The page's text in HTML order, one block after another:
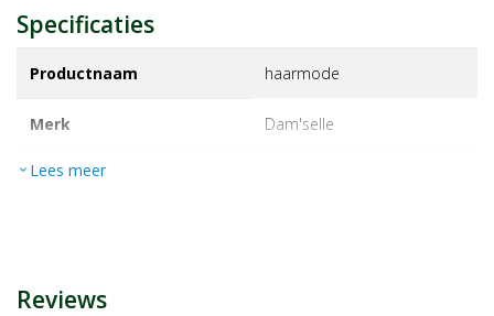
Specificaties
Productnaam haarmode
Merk dam'selle
EAN
expand_more Lees meer
Reviews